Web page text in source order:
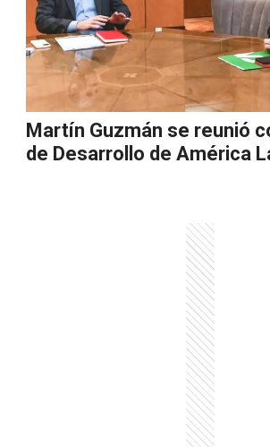
Martín Guzmán se reunió
de Desarrollo de América